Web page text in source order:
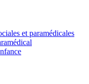
et paramédicales